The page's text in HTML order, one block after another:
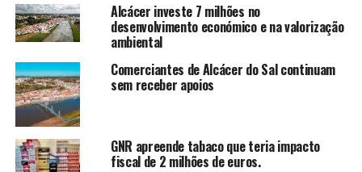
Alcácer investe 7 milhões no
desenvolvimento económico e na valorização
ambiental
Comerciantes de Alcácer do Sal continuam
sem receber apoios
GNR apreende tabaco que teria impacto
fiscal de 2 milhões de euros.